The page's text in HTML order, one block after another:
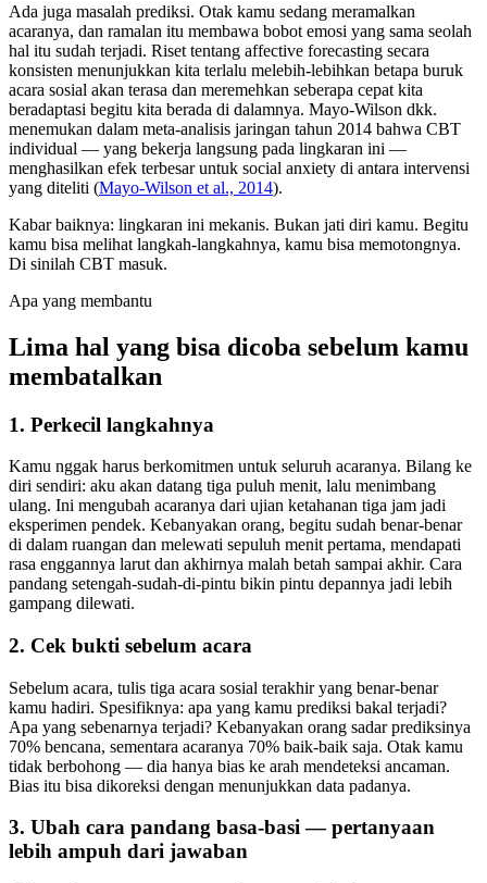
Ada juga masalah prediksi. Otak kamu sedang meramalkan
acaranya, dan ramalan itu membawa bobot emosi yang sama seolah
hal itu sudah terjadi. Riset tentang affective forecasting secara
konsisten menunjukkan kita terlalu melebih-lebihkan betapa buruk
acara sosial akan terasa dan meremehkan seberapa cepat kita
beradaptasi begitu kita berada di dalamnya. Mayo-Wilson dkk.
menemukan dalam meta-analisis jaringan tahun 2014 bahwa CBT
individual — yang bekerja langsung pada lingkaran ini —
menghasilkan efek terbesar untuk social anxiety di antara intervensi
yang diteliti (Mayo-Wilson et al., 2014).
Kabar baiknya: lingkaran ini mekanis. Bukan jati diri kamu. Begitu
kamu bisa melihat langkah-langkahnya, kamu bisa memotongnya.
Di sinilah CBT masuk.
Apa yang membantu
Lima hal yang bisa dicoba sebelum kamu
membatalkan
1. Perkecil langkahnya
Kamu nggak harus berkomitmen untuk seluruh acaranya. Bilang ke
diri sendiri: aku akan datang tiga puluh menit, lalu menimbang
ulang. Ini mengubah acaranya dari ujian ketahanan tiga jam jadi
eksperimen pendek. Kebanyakan orang, begitu sudah benar-benar
di dalam ruangan dan melewati sepuluh menit pertama, mendapati
rasa enggannya larut dan akhirnya malah betah sampai akhir. Cara
pandang setengah-sudah-di-pintu bikin pintu depannya jadi lebih
gampang dilewati.
2. Cek bukti sebelum acara
Sebelum acara, tulis tiga acara sosial terakhir yang benar-benar
kamu hadiri. Spesifiknya: apa yang kamu prediksi bakal terjadi?
Apa yang sebenarnya terjadi? Kebanyakan orang sadar prediksinya
70% bencana, sementara acaranya 70% baik-baik saja. Otak kamu
tidak berbohong — dia hanya bias ke arah mendeteksi ancaman.
Bias itu bisa dikoreksi dengan menunjukkan data padanya.
3. Ubah cara pandang basa-basi — pertanyaan
lebih ampuh dari jawaban